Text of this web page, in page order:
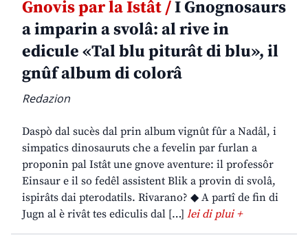
Gnovis par la Istât /I Gnognosaurs
a imparin a svolâ: al rive in
edicule «Tal blu piturât di blu», il
gnûf album di colorâ
Redazion
Daspò dal sucès dal prin album vignût fûr a Nadâl, i
simpatics dinosauruts che a fevelin par furlan a
proponin pal Istât une gnove aventure: il professôr
Einsaur e il so fedêl assistent Blik a provin di svolâ,
ispirâts dai pterodatils. Rivarano? ◆ A partî de fin di
Jugn al è rivât tes ediculis dal […] lei di plui +